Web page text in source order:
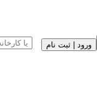
ورود | ثبت نام